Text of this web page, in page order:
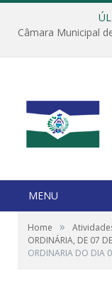
MENU
Home »
ORDINÁRIA, DE 07
ORDINARIA DO DIA